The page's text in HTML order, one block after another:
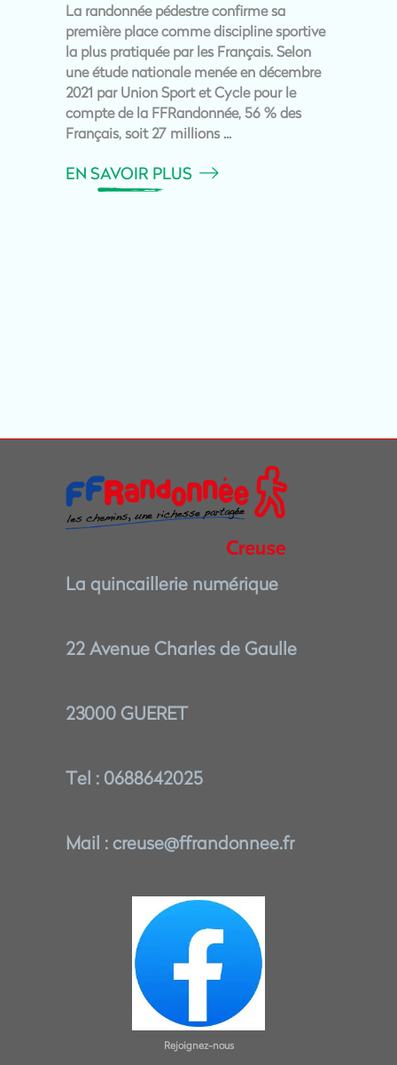
La randonnée pédestre confirme sa
première place comme discipline sportive
la plus pratiquée par les Français. Selon
une étude nationale menée en décembre
2021 par Union Sport et Cycle pour le
compte de la FFRandonnée, 56 % des
Français, soit 27 millions
EN SAVOIR PLUS
La quincaillerie numérique
22 Avenue Charles de Gaulle
23000 GUERET
Tel : 0688642025
Mail : creuse@ffrandonnee.fr
Rejoignez-nous